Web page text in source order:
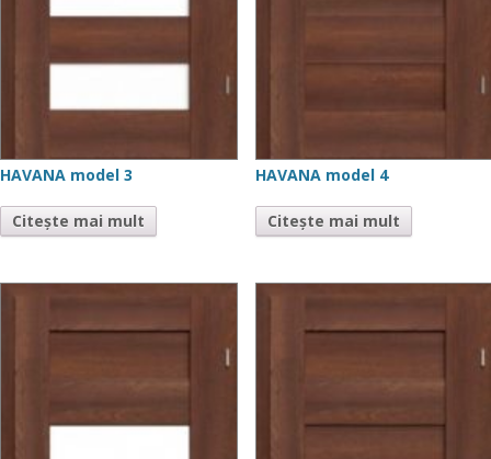
HAVANA model 3
Citește mai mult
HAVANA model 4
Citește mai mult